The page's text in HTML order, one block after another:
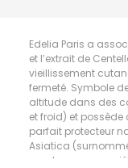
Edelia Paris a
et l’extrait de
vieillissement
fermeté. Symbole
altitude dans des
et froid) et possède
parfait protecteur
Asiatica
nombreuses